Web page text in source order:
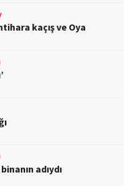
kaçış ve Oya
adıydı